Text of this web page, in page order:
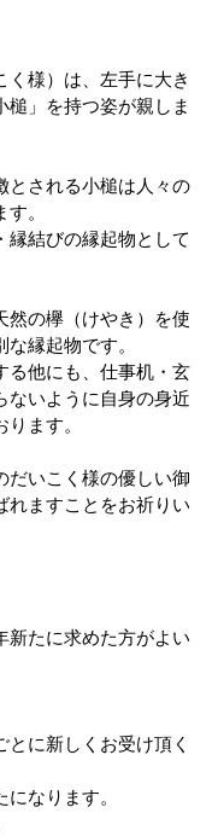
く様）は、左手に大き
槌」を持つ姿が親しま
とされる小槌は人々の
。
縁結びの縁起物として
然の欅（けやき）を使
縁起物です。
る他にも、仕事机・玄
ないように自身の身近
ます。
だいこく様の優しい御
れますことをお祈りい
新たに求めた方がよい
に新しくお受け頂く
なります。